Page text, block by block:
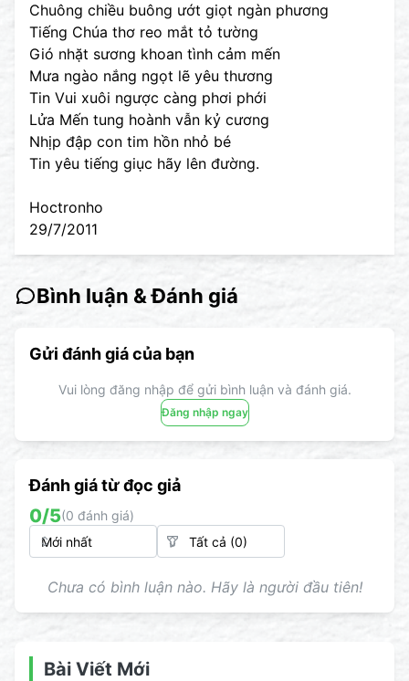
Chuông chiều buông ướt giọt ngàn phương
Tiếng Chúa thơ reo mắt tỏ tường
Gió nhặt sương khoan tình cảm mến
Mưa ngào nắng ngọt lẽ yêu thương
Tin Vui xuôi ngược càng phơi phới
Lửa Mến tung hoành vẫn kỷ cương
Nhịp đập con tim hồn nhỏ bé
Tin yêu tiếng giục hãy lên đường.
Hoctronho
29/7/2011
Bình luận & Đánh giá
Gửi đánh giá của bạn
Vui lòng đăng nhập để gửi bình luận và đánh giá.
Đăng nhập ngay
Đánh giá từ đọc giả
0/5(0 đánh giá)
Chưa có bình luận nào. Hãy là người đầu tiên!
Bài Viết Mới